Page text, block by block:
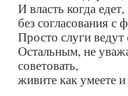
И власть когда
без согласования
Просто слуги ведут
Остальным, не
советовать,
живите как умеете